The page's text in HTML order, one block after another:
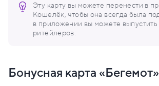
Эту карту вы можете перенести в
Кошелёк, чтобы она всегда была
в приложении вы можете выпустить
ритейлеров.
Бонусная карта «Бегемот»